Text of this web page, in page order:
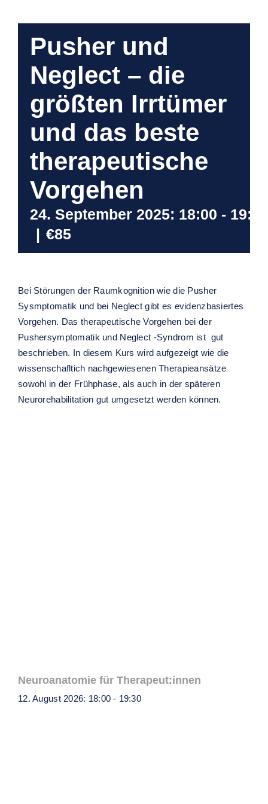
Pusher und
Neglect – die
größten Irrtümer
und das beste
therapeutische
Vorgehen
24. September 2025: 18:00 - 19:30
| €85
Bei Störungen der Raumkognition wie die Pusher
Sysmptomatik und bei Neglect gibt es evidenzbasiertes
Vorgehen. Das therapeutische Vorgehen bei der
Pushersymptomatik und Neglect -Syndrom ist gut
beschrieben. In diesem Kurs wird aufgezeigt wie die
wissenschafltich nachgewiesenen Therapieansätze
sowohl in der Frühphase, als auch in der späteren
Neurorehabilitation gut umgesetzt werden können.
Neuroanatomie für Therapeut:innen
12. August 2026: 18:00 - 19:30